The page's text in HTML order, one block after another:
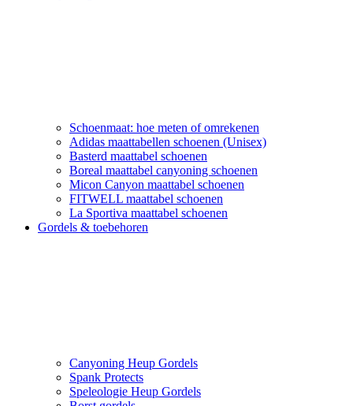
Schoenmaat: hoe meten of omrekenen
Adidas maattabellen schoenen (Unisex)
Basterd maattabel schoenen
Boreal maattabel canyoning schoenen
Micon Canyon maattabel schoenen
FITWELL maattabel schoenen
La Sportiva maattabel schoenen
Gordels & toebehoren
Canyoning Heup Gordels
Spank Protects
Speleologie Heup Gordels